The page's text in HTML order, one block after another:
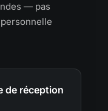
— pas
de réception